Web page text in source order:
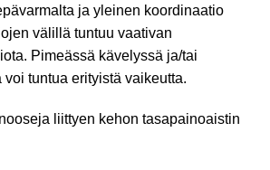
ja yleinen koordinaatio
välillä tuntuu vaativan
Pimeässä kävelyssä ja/tai
voi tuntua erityistä vaikeutta.
liittyen kehon tasapainoaistin